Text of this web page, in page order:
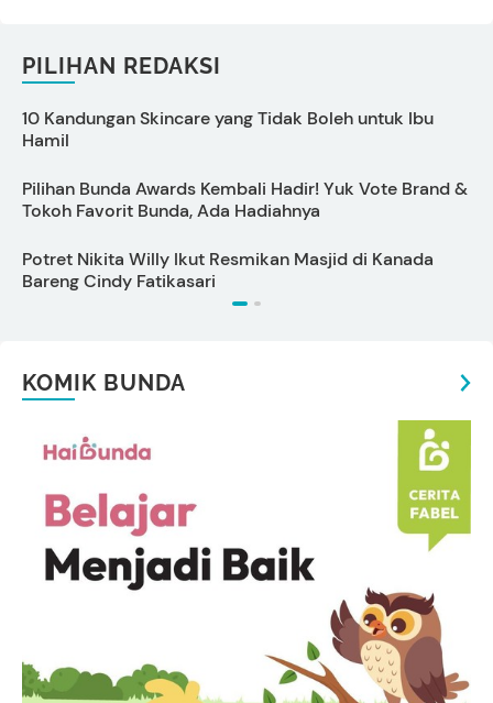
PILIHAN REDAKSI
10 Kandungan Skincare yang Tidak Boleh untuk Ibu
Hamil
Pilihan Bunda Awards Kembali Hadir! Yuk Vote Brand &
Tokoh Favorit Bunda, Ada Hadiahnya
Potret Nikita Willy Ikut Resmikan Masjid di Kanada
Bareng Cindy Fatikasari
KOMIK BUNDA